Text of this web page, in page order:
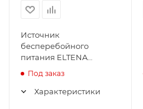
Источник
бесперебойного
питания ELTENA
Под заказ
Характеристики